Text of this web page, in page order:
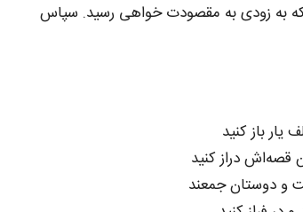
که به زودی به مقصودت خواهی رسید. سپاس
یار باز کنید
دراز کنید
دوستان جمعند